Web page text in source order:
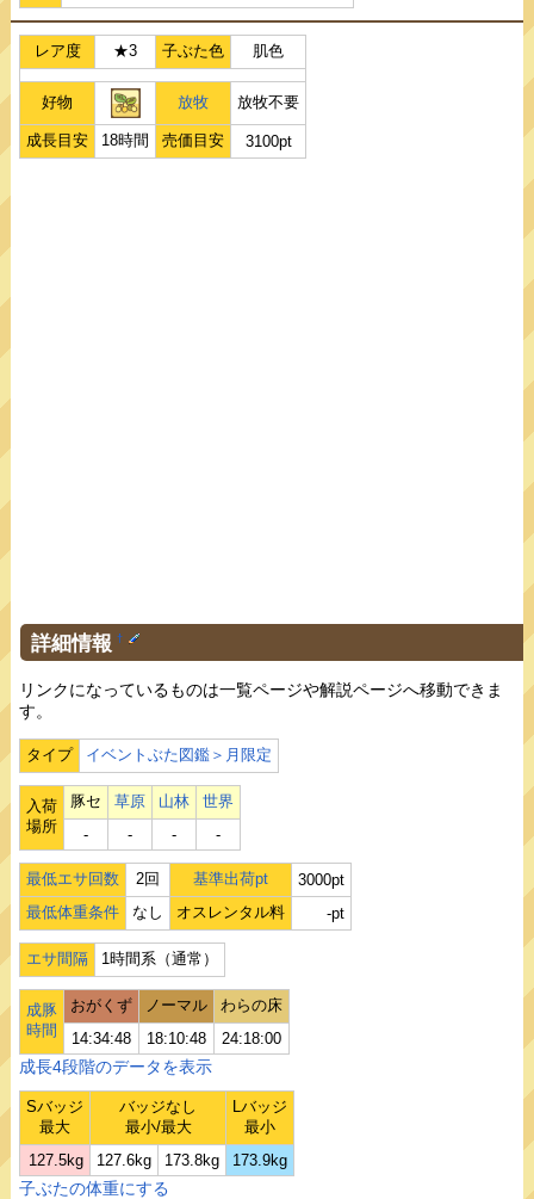
レア度 ★3 子ぶた色 肌色
好物 放牧 放牧不要
成長目安 18時間 売価目安 3100pt
詳細情報 †
リンクになっているものは一覧ページや解説ページへ移動できま
す。
タイプ イベントぶた図鑑＞月限定
入荷
場所
豚セ 草原 山林
世界
‐
‐ ‐ ‐
最低エサ回数 2回 基準出荷pt
3000pt
最低体重条件
なし オスレンタル料 -pt
エサ間隔 1時間系（通常）
成豚
時間
おがくず ノーマル
わらの床
14:34:48
18:10:48 24:18:00
成長4段階のデータを表示
Sバッジ
最大
バッジなし
最小/最大
Lバッジ
最小
127.5kg
127.6kg 173.8kg 173.9kg
子ぶたの体重にする